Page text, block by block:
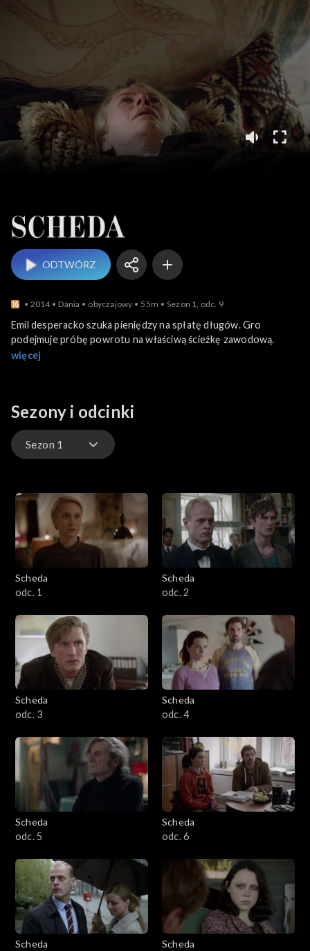
ODTWÓRZ
2014 Dania obyczajowy 55m Sezon 1, odc. 9
Emil desperacko szuka pieniędzy na spłatę długów. Gro
podejmuje próbę powrotu na właściwą ścieżkę zawodową.
więcej
Sezony i odcinki
Sezon 1
Sezon 2
Sezon 3
Scheda
odc. 1
Scheda
odc. 2
Scheda
odc. 3
Scheda
odc. 4
Scheda
odc. 5
Scheda
odc. 6
Scheda
Scheda